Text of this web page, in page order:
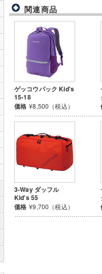
関連商品
ゲッコウパック Kid's
15-18
価格 ¥8,500（税込）
3-Way ダッフル
Kid's 55
価格 ¥9,700（税込）